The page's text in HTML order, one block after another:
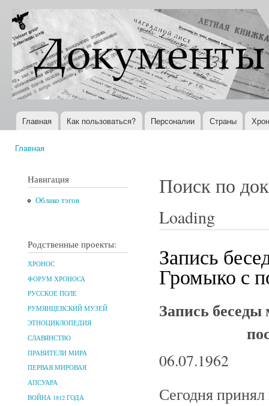
Документы
XX века
Всемирная
история в
Интернете
Главное меню
Главная Как пользоваться? Персоналии Страны
Главная
Навигация
Облако тэгов
Родственные проекты:
ХРОНОС
ФОРУМ ХРОНОСА
РУССКОЕ ПОЛЕ
РУМЯНЦЕВСКИЙ МУЗЕЙ
ЭТНОЦИКЛОПЕДИЯ
СЛАВЯНСТВО
ПРАВИТЕЛИ МИРА
ПЕРВАЯ МИРОВАЯ
АПСУАРА
ВОЙНА 1812 ГОДА
Поиск по
Loading
Запись
Громыко с
Запись
06.07.1962
Сегодня